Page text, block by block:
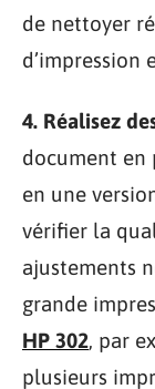
de nettoyer
d’impression
4. Réalisez
document en
en une
vérifier la
ajustements
grande
HP 302, par
plusieurs